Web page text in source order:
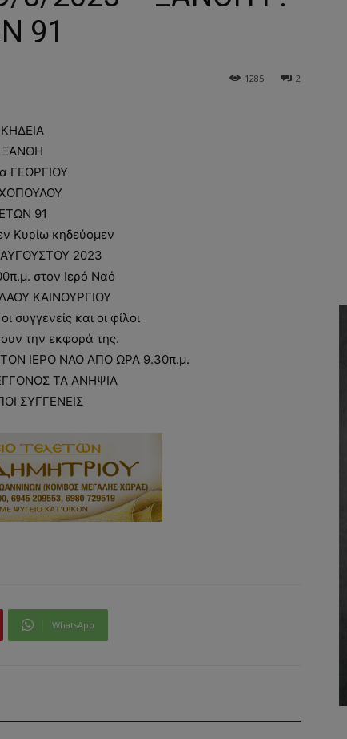
91
2
1285
ΚΗΔΕΙΑ
ΞΑΝΘΗ
ΓΕΩΡΓΙΟΥ
ΕΤΩΝ 91
Κυρίω κηδεύομεν
2023
στον Ιερό Ναό
ΚΑΙΝΟΥΡΓΙΟΥ
συγγενείς και οι φίλοι
την εκφορά της.
ΙΕΡΟ ΝΑΟ ΑΠΟ ΩΡΑ 9.30π.μ.
ΤΑ ΑΝΗΨΙΑ
ΣΥΓΓΕΝΕΙΣ
WhatsApp